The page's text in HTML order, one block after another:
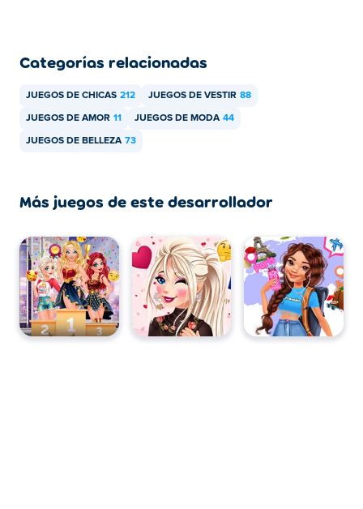
Categorías relacionadas
JUEGOS DE CHICAS 212 JUEGOS DE VESTIR 88
JUEGOS DE AMOR 11 JUEGOS DE MODA 44
JUEGOS DE BELLEZA 73
Más juegos de este desarrollador